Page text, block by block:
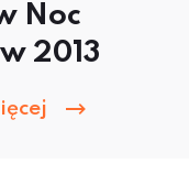
Noc
2013